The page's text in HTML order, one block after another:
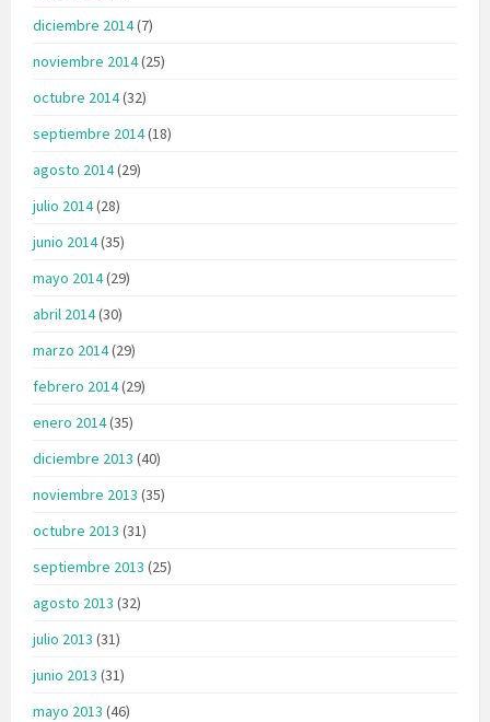
diciembre 2014(7)
noviembre 2014(25)
octubre 2014(32)
septiembre 2014(18)
agosto 2014(29)
julio 2014(28)
junio 2014(35)
mayo 2014(29)
abril 2014(30)
marzo 2014(29)
febrero 2014(29)
enero 2014(35)
diciembre 2013 (40)
noviembre 2013 (35)
octubre 2013 (31)
septiembre 2013 (25)
agosto 2013 (32)
julio 2013 (31)
junio 2013 (31)
mayo 2013 (46)